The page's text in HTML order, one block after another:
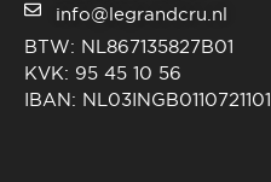
info@legrandcru.nl
BTW: NL867135827B01
KVK: 95 45 10 56
IBAN: NL03INGB0110721101